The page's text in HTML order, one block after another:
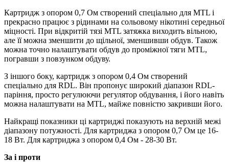
Картридж з опором 0,7 Ом створений спеціально для MTL і
прекрасно працює з рідинами на сольовому нікотині середньої
міцності. При відкритій тязі MTL затяжка виходить вільною,
але її можна зменшити до щільної, зменшивши обдув. Також
можна точно налаштувати обдув до проміжної тяги MTL,
погравши з повзунком обдуву.
З іншого боку, картридж з опором 0,4 Ом створений
спеціально для RDL. Він пропонує широкий діапазон RDL-
паріння, просто регулюючи регулятор обдування, і його навіть
можна налаштувати на MTL, майже повністю закривши його.
Найкращі показники ці картриджі показують на верхній межі
діапазону потужності. Для картриджа з опором 0,7 Ом це 16-
18 Вт. Для картриджа з опором 0,4 Ом - 28-30 Вт.
За і проти